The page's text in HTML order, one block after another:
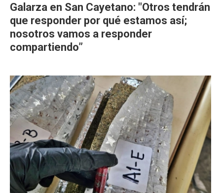
Galarza en San Cayetano: "Otros tendrán
que responder por qué estamos así;
nosotros vamos a responder
compartiendo”